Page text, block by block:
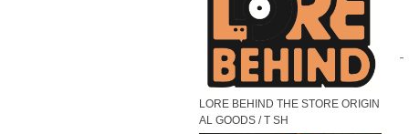
LORE BEHIND THE STORE ORIGIN
AL GOODS / T SH